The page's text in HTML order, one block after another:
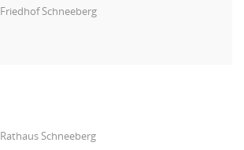
Friedhof Schneeberg
Rathaus Schneeberg